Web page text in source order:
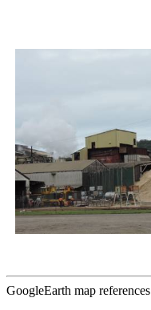
GoogleEarth map references